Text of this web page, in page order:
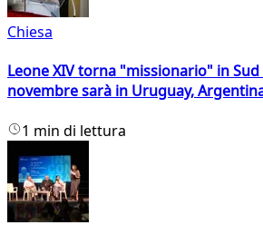
Chiesa
Leone XIV torna "missionario" in Sud
novembre sarà in Uruguay,
1 min di lettura